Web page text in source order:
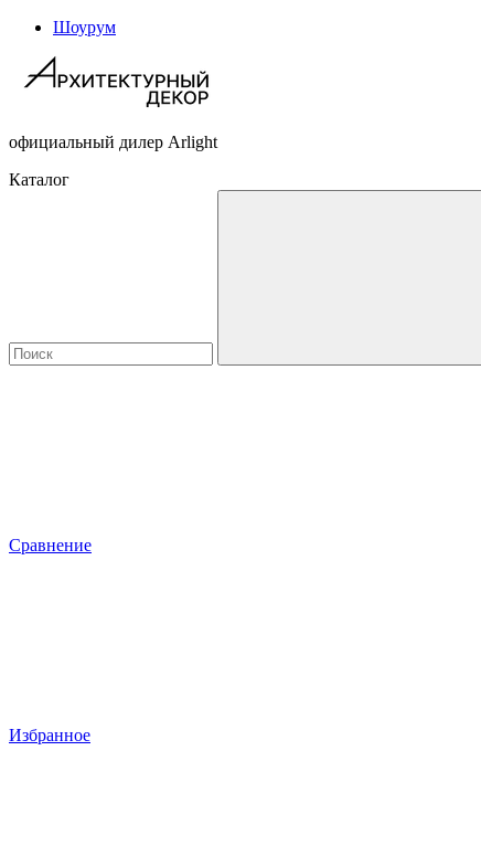
Шоурум
официальный дилер Arlight
Каталог
Сравнение
Избранное